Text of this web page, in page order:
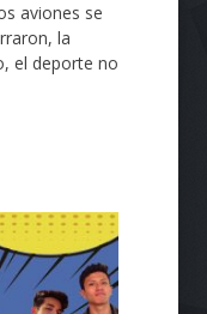
aviones se
la
el deporte no